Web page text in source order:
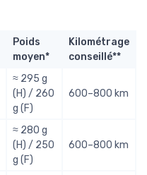
Poids
moyen*
Kilométrage
conseillé**
≈ 295 g
(H) / 260
g (F)
600–800 km
≈ 280 g
(H) / 250
g (F)
600–800 km